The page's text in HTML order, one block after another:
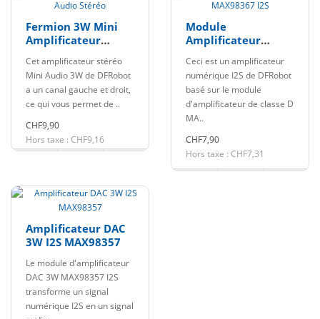
Fermion 3W Mini
Amplificateur
Cet amplificateur stéréo
Mini Audio 3W de DFRobot
a un canal gauche et droit,
ce qui vous permet de ..
CHF9,90
Hors taxe : CHF9,16
Module
Amplificateur
Ceci est un amplificateur
numérique I2S de DFRobot
basé sur le module
d'amplificateur de classe D
MA..
CHF7,90
Hors taxe : CHF7,31
Amplificateur DAC
3W I2S MAX98357
Le module d'amplificateur
DAC 3W MAX98357 I2S
transforme un signal
numérique I2S en un signal